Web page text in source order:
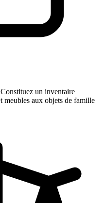
un inventaire
aux objets de famille